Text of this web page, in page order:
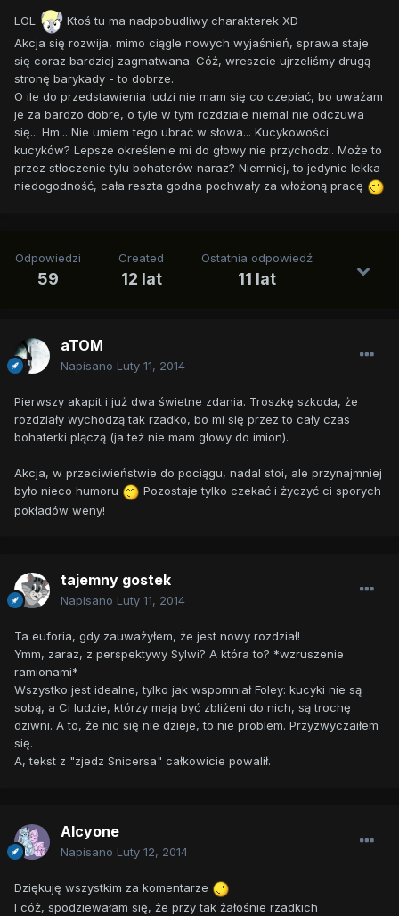
LOL
Ktoś tu ma nadpobudliwy charakterek XD
Akcja się rozwija, mimo ciągle nowych wyjaśnień, sprawa staje
się coraz bardziej zagmatwana. Cóż, wreszcie ujrzeliśmy drugą
stronę barykady - to dobrze.
O ile do przedstawienia ludzi nie mam się co czepiać, bo uważam
je za bardzo dobre, o tyle w tym rozdziale niemal nie odczuwa
się... Hm... Nie umiem tego ubrać w słowa... Kucykowości
kucyków? Lepsze określenie mi do głowy nie przychodzi. Może to
przez stłoczenie tylu bohaterów naraz? Niemniej, to jedynie lekka
niedogodność, cała reszta godna pochwały za włożoną pracę
Odpowiedzi
59
Created
12 lat
Ostatnia odpowiedź
11 lat
aTOM
Napisano Luty 11, 2014
Pierwszy akapit i już dwa świetne zdania. Troszkę szkoda, że
rozdziały wychodzą tak rzadko, bo mi się przez to cały czas
bohaterki plączą (ja też nie mam głowy do imion).
Akcja, w przeciwieństwie do pociągu, nadal stoi, ale przynajmniej
było nieco humoru
Pozostaje tylko czekać i życzyć ci sporych
pokładów weny!
tajemny gostek
Napisano Luty 11, 2014
Ta euforia, gdy zauważyłem, że jest nowy rozdział!
Ymm, zaraz, z perspektywy Sylwi? A która to? *wzruszenie
ramionami*
Wszystko jest idealne, tylko jak wspomniał Foley: kucyki nie są
sobą, a Ci ludzie, którzy mają być zbliżeni do nich, są trochę
dziwni. A to, że nic się nie dzieje, to nie problem. Przyzwyczaiłem
się.
A, tekst z "zjedz Snicersa" całkowicie powalił.
Alcyone
Napisano Luty 12, 2014
Dziękuję wszystkim za komentarze
I cóż, spodziewałam się, że przy tak żałośnie rzadkich